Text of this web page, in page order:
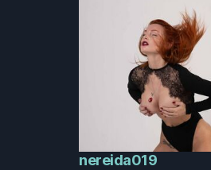
nereida019